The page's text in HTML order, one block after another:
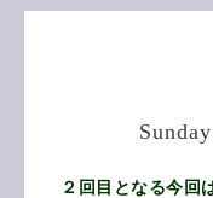
２回目となる今回